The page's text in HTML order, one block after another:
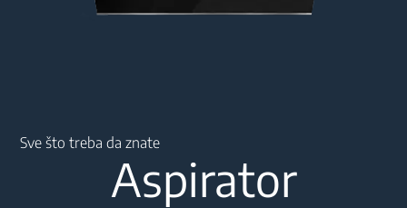
Sve što treba da znate
Aspirator